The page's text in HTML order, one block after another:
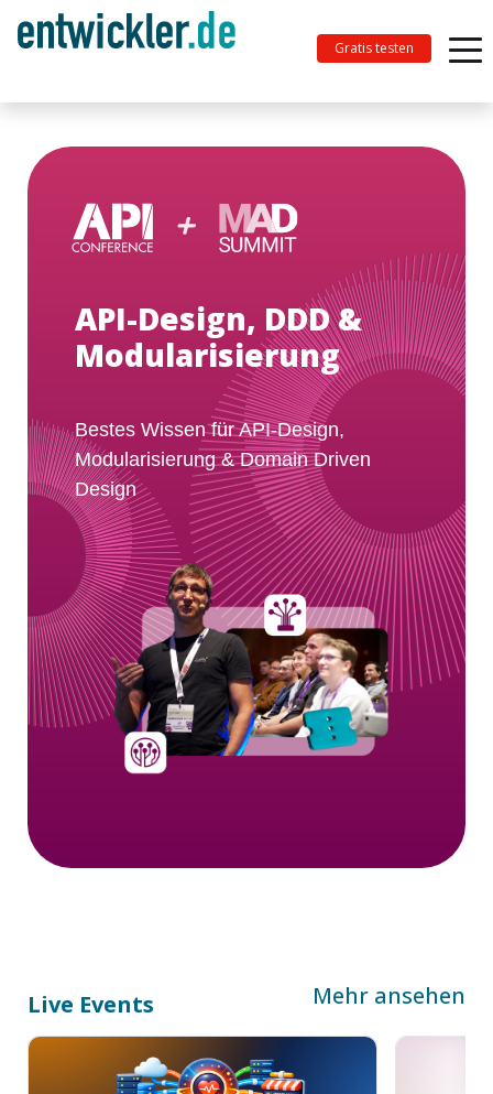
Gratis testen
API-Design, DDD &
Modularisierung
Bestes Wissen für API-Design,
Modularisierung & Domain Driven
Design
Live Events Mehr ansehen